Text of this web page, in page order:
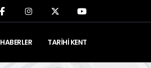
HABERLER TARIHI KENT